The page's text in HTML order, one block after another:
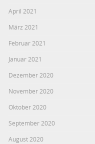
April 2021
März 2021
Februar 2021
Januar 2021
Dezember 2020
November 2020
Oktober 2020
September 2020
August 2020